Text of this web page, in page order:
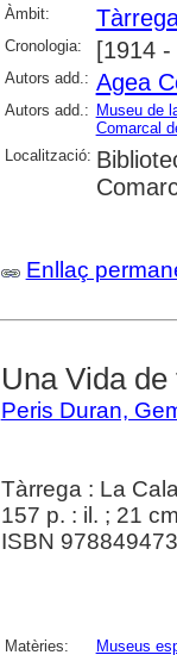
Àmbit:
Cronologia: [1914 -
Autors add.: Agea
Autors add.: Museu de
Comarcal
Localització:
Enllaç
Una Vida
Peris Duran,
Tàrrega : La
157 p. : il. ; 21 cm
ISBN
Matèries: Museus